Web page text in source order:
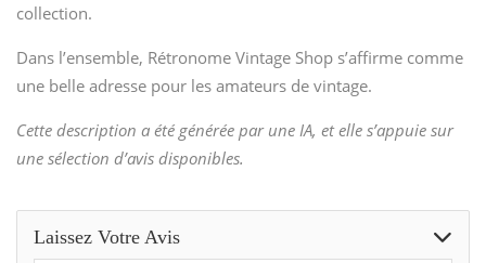
collection.
Dans l’ensemble, Rétronome Vintage Shop s’affirme comme
une belle adresse pour les amateurs de vintage.
Cette description a été générée par une IA, et elle s’appuie sur
une sélection d’avis disponibles.
Laissez Votre Avis